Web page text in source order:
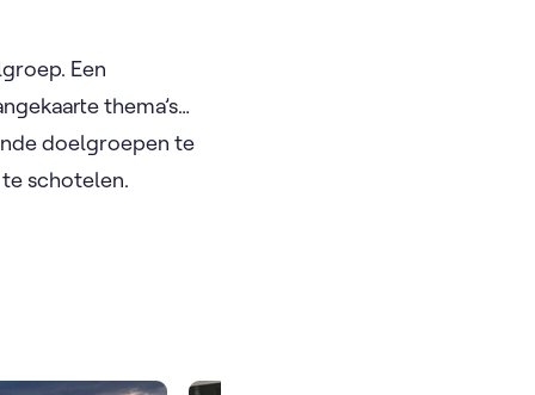
Een
thema’s…
doelgroepen te
schotelen.